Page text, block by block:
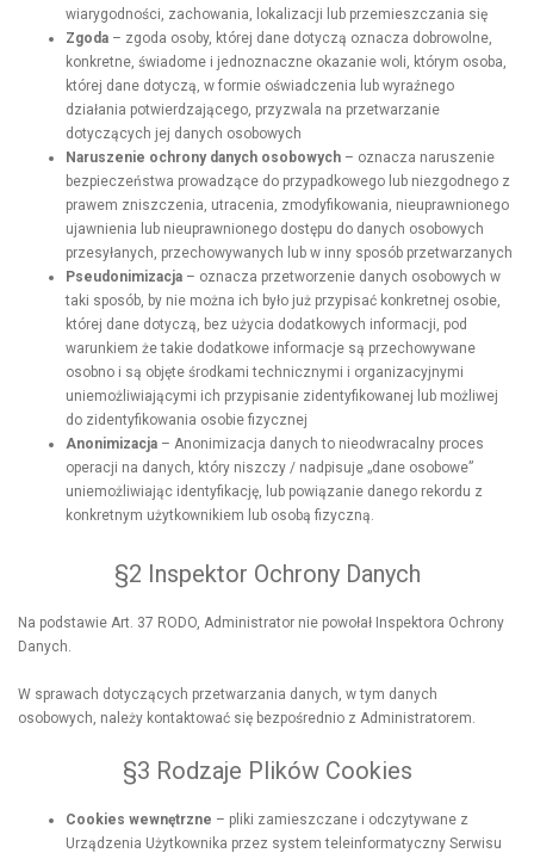
wiarygodności, zachowania, lokalizacji lub przemieszczania się
Zgoda – zgoda osoby, której dane dotyczą oznacza dobrowolne,
konkretne, świadome i jednoznaczne okazanie woli, którym osoba,
której dane dotyczą, w formie oświadczenia lub wyraźnego
działania potwierdzającego, przyzwala na przetwarzanie
dotyczących jej danych osobowych
Naruszenie ochrony danych osobowych – oznacza naruszenie
bezpieczeństwa prowadzące do przypadkowego lub niezgodnego z
prawem zniszczenia, utracenia, zmodyfikowania, nieuprawnionego
ujawnienia lub nieuprawnionego dostępu do danych osobowych
przesyłanych, przechowywanych lub w inny sposób przetwarzanych
Pseudonimizacja – oznacza przetworzenie danych osobowych w
taki sposób, by nie można ich było już przypisać konkretnej osobie,
której dane dotyczą, bez użycia dodatkowych informacji, pod
warunkiem że takie dodatkowe informacje są przechowywane
osobno i są objęte środkami technicznymi i organizacyjnymi
uniemożliwiającymi ich przypisanie zidentyfikowanej lub możliwej
do zidentyfikowania osobie fizycznej
Anonimizacja – Anonimizacja danych to nieodwracalny proces
operacji na danych, który niszczy / nadpisuje „dane osobowe”
uniemożliwiając identyfikację, lub powiązanie danego rekordu z
konkretnym użytkownikiem lub osobą fizyczną.
§2 Inspektor Ochrony Danych
Na podstawie Art. 37 RODO, Administrator nie powołał Inspektora Ochrony
Danych.
W sprawach dotyczących przetwarzania danych, w tym danych
osobowych, należy kontaktować się bezpośrednio z Administratorem.
§3 Rodzaje Plików Cookies
Cookies wewnętrzne – pliki zamieszczane i odczytywane z
Urządzenia Użytkownika przez system teleinformatyczny Serwisu